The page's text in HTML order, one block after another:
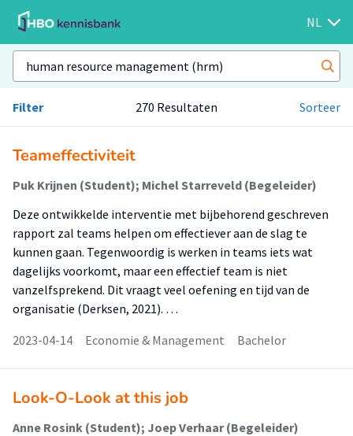
NL
Filter 270 Resultaten Sorteer
Teameffectiviteit
Puk Krijnen (Student); Michel Starreveld (Begeleider)
Deze ontwikkelde interventie met bijbehorend geschreven
rapport zal teams helpen om effectiever aan de slag te
kunnen gaan. Tegenwoordig is werken in teams iets wat
dagelijks voorkomt, maar een effectief team is niet
vanzelfsprekend. Dit vraagt veel oefening en tijd van de
organisatie (Derksen, 2021). …
2023-04-14
Economie & Management Bachelor
Look-O-Look at this job
Anne Rosink (Student); Joep Verhaar (Begeleider)